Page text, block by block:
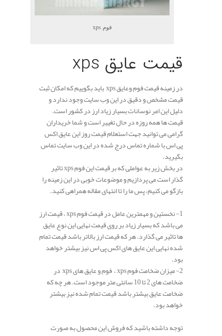
فوم xps
قیمت عایق xps
در زمینه قیمت فوم وعایق xps باید بگوییم که امکان ثبت
قیمت مشخص و دقیق در این وب سایت وجود ندارد و
دلیل این امر نوسانات بسیار زیاد ارز در کشور است.
قیمت ها همه روزه در حال تغییر است و شما خریداران
گرامی می توانید جهت استعلام قیمت روز این عایق اکس
پی اس با شماره تماس درج شده در این وب سایت تماس
بگیرید.
در بخش زیر به عواملی که بر قیمت این فوم xps تاثیر
گذار است می پردازیم و موضوعات خوبی در این زمینه را
بازگو می کنیم، پس ما را تا انتهای مقاله همراهی کنید.
1- نخستین و مهمترین عامل در قیمت فوم xps ، قیمت ارز
می باشد که بسیار زیاد بر روی قیمت نهایی این نوع عایق
ها تاثیر می گذارد. هر که قیمت ارز بالاتر باشد قیمت تمام
شده نهایی این عایق های اکس پی اس نیز بیشتر خواهد
بود.
2- میزان ضخامت فوم xps ، فوم و عایق های xps در
ضخامت های 2 تا 10 سانتی متر موجود است. هر چه که
ضخامت عایق بیشتر باشد قیمت تمام شده نیز بیشتر
خواهد بود.
توجه داشته باشید که فروش این محصول به صورت